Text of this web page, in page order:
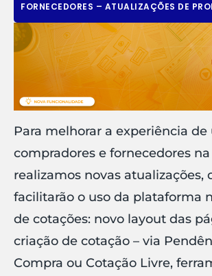
FORNECEDORES – ATUALIZAÇÕES DE
Para melhorar a experiência de
compradores e fornecedores na
realizamos novas atualizações,
facilitarão o uso da plataforma
de cotações: novo layout das
criação de cotação – via
Compra ou Cotação Livre,